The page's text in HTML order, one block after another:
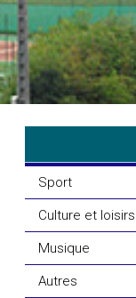
Sport
Culture et loisirs
Musique
Autres